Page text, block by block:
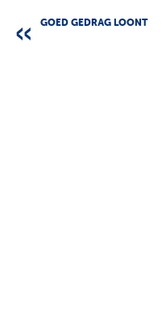
GOED GEDRAG LOONT